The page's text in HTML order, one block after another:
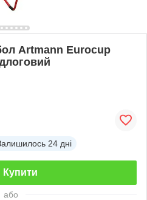
Artmann Eurocup
24 дні
Купити
або